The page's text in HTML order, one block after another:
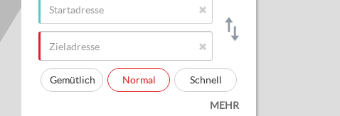
Gemütlich Normal Schnell
MEHR